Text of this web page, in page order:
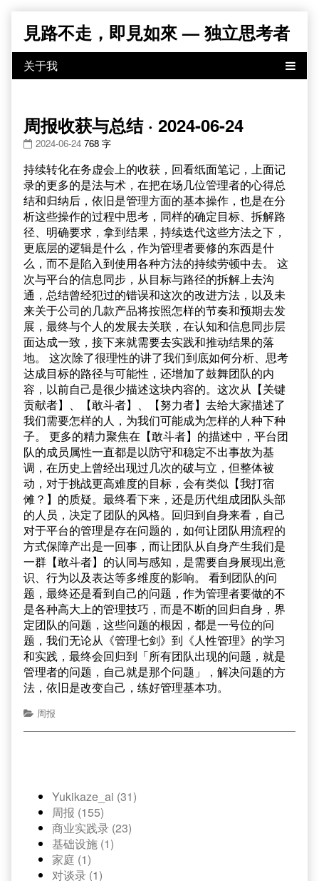
content
見路不走，即見如來 — 独立思考者
周报收获与总结 · 2024-06-24
2024-06-24 768 字
持续转化在务虚会上的收获，回看纸面笔记，上面记
录的更多的是法与术，在把在场几位管理者的心得总
结和归纳后，依旧是管理方面的基本操作，也是在分
析这些操作的过程中思考，同样的确定目标、拆解路
径、明确要求，拿到结果，持续迭代这些方法之下，
更底层的逻辑是什么，作为管理者要修的东西是什
么，而不是陷入到使用各种方法的持续劳顿中去。 这
次与平台的信息同步，从目标与路径的拆解上去沟
通，总结曾经犯过的错误和这次的改进方法，以及未
来关于公司的几款产品将按照怎样的节奏和预期去发
展，最终与个人的发展去关联，在认知和信息同步层
面达成一致，接下来就需要去实践和推动结果的落
地。 这次除了很理性的讲了我们到底如何分析、思考
达成目标的路径与可能性，还增加了鼓舞团队的内
容，以前自己是很少描述这块内容的。这次从【关键
贡献者】、【敢斗者】、【努力者】去给大家描述了
我们需要怎样的人，为我们可能成为怎样的人种下种
子。 更多的精力聚焦在【敢斗者】的描述中，平台团
队的成员属性一直都是以防守和稳定不出事故为基
调，在历史上曾经出现过几次的破与立，但整体被
动，对于挑战更高难度的目标，会有类似【我打宿
傩？】的质疑。最终看下来，还是历代组成团队头部
的人员，决定了团队的风格。回归到自身来看，自己
对于平台的管理是存在问题的，如何让团队用流程的
方式保障产出是一回事，而让团队从自身产生我们是
一群【敢斗者】的认同与感知，是需要自身展现出意
识、行为以及表达等多维度的影响。 看到团队的问
题，最终还是看到自己的问题，作为管理者要做的不
是各种高大上的管理技巧，而是不断的回归自身，界
定团队的问题，这些问题的根因，都是一号位的问
题，我们无论从《管理七剑》到《人性管理》的学习
和实践，最终会回归到「所有团队出现的问题，就是
管理者的问题，自己就是那个问题」，解决问题的方
法，依旧是改变自己，练好管理基本功。
周报
Yukikaze_ai (31)
周报 (155)
商业实践录 (23)
基础设施 (1)
家庭 (1)
对谈录 (1)